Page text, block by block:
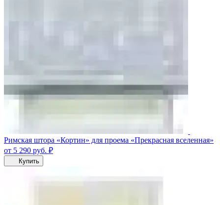
Римская штора «Кортин» для проема «Прекрасная вселенная»
от 5 290 руб. ₽
Купить